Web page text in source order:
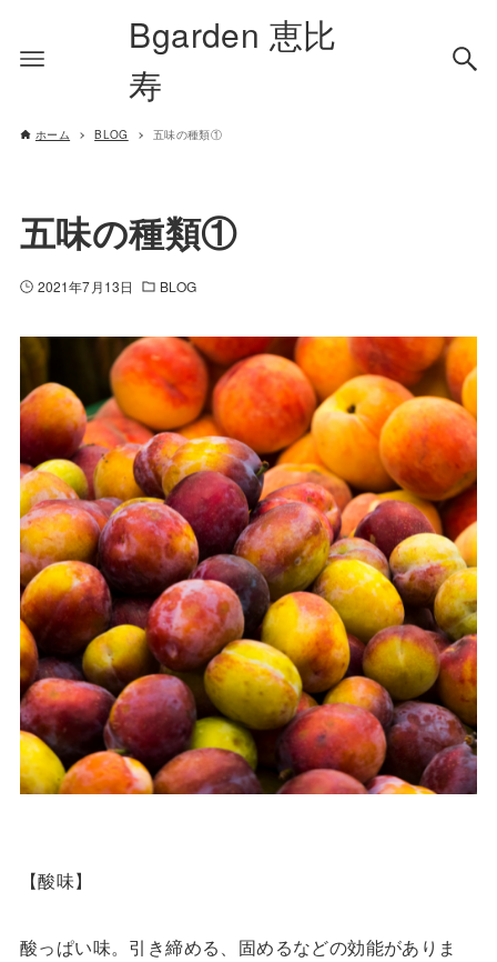
Bgarden 恵比
寿
ホーム BLOG 五味の種類①
五味の種類①
2021年7月13日 BLOG
【酸味】
酸っぱい味。引き締める、固めるなどの効能がありま